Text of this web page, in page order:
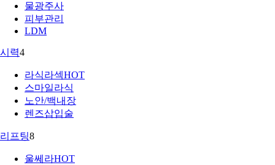
물광주사
피부관리
LDM
시력4
라식라섹HOT
스마일라식
노안/백내장
렌즈삽입술
리프팅8
울쎄라HOT